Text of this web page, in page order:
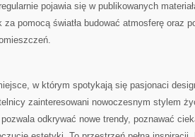
pojawia się w publikowanych
za pomocą światła budować atmosferę oraz
w którym spotykają się pasjonaci
zainteresowani nowoczesnym stylem
odkrywać nowe trendy, poznawać